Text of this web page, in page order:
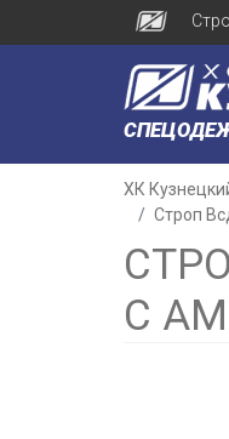
ХК
Строп
С